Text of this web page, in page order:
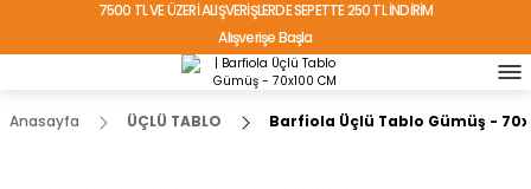
7500 TL VE ÜZERİ ALIŞVERİŞLERDE SEPETTE 250 TL İNDİRİM
Alışverişe Başla
TÜRKİYE'NİN HER YERİNE ÜCRETSİZ KARGO!
Anasayfa ÜÇLÜ TABLO Barfiola Üçlü Tablo Gümüş -